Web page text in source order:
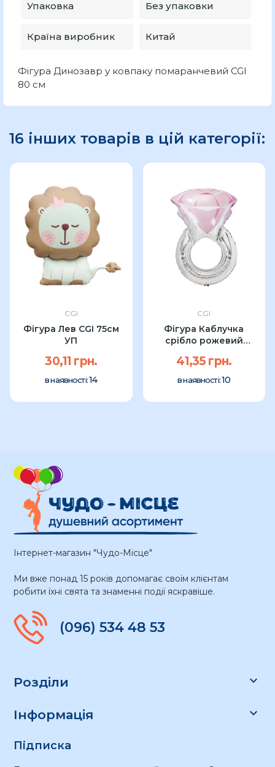
Упаковка Без упаковки
Країна виробник Китай
Фігура Динозавр у ковпаку помаранчевий CGI
80 см
16 інших товарів в цій категорії:
CGI
Фігура Лев CGI 75см
УП
30,11 грн.
в наявності:14
CGI
Фігура Каблучка
срібло рожевий
41,35 грн.
в наявності:10
Інтернет-магазин "Чудо-Місце"
Ми вже понад 15 років допомагає своїм клієнтам
робити їхні свята та знаменні події яскравіше.
(096) 534 48 53
Розділи 
Інформація 
Підписка